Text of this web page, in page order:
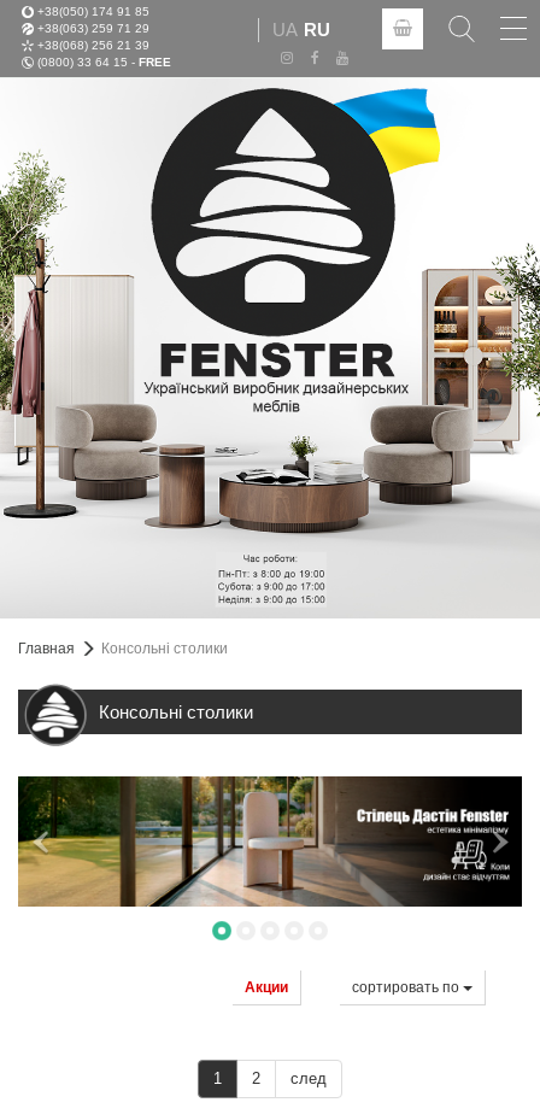
+38(050) 174 91 85
+38(063) 259 71 29
+38(068) 256 21 39
(0800) 33 64 15 - FREE
UA RU
Главная Консольні столики
Консольні столики
cортировать по
Акции
1 2 след